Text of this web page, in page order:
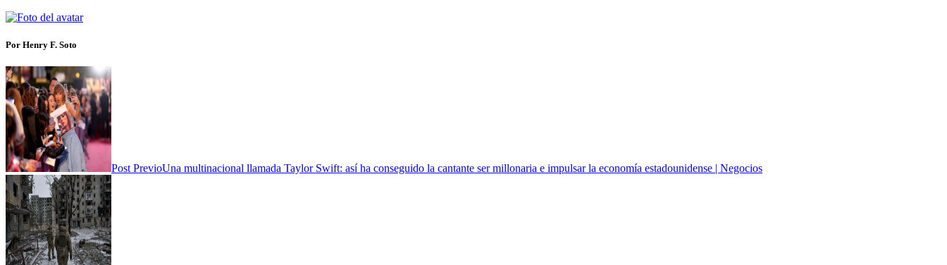
Por Henry F. Soto
Post PrevioUna multinacional llamada Taylor Swift: así ha conseguido la cantante ser millonaria e impulsar la economía estadounidense | Negocios